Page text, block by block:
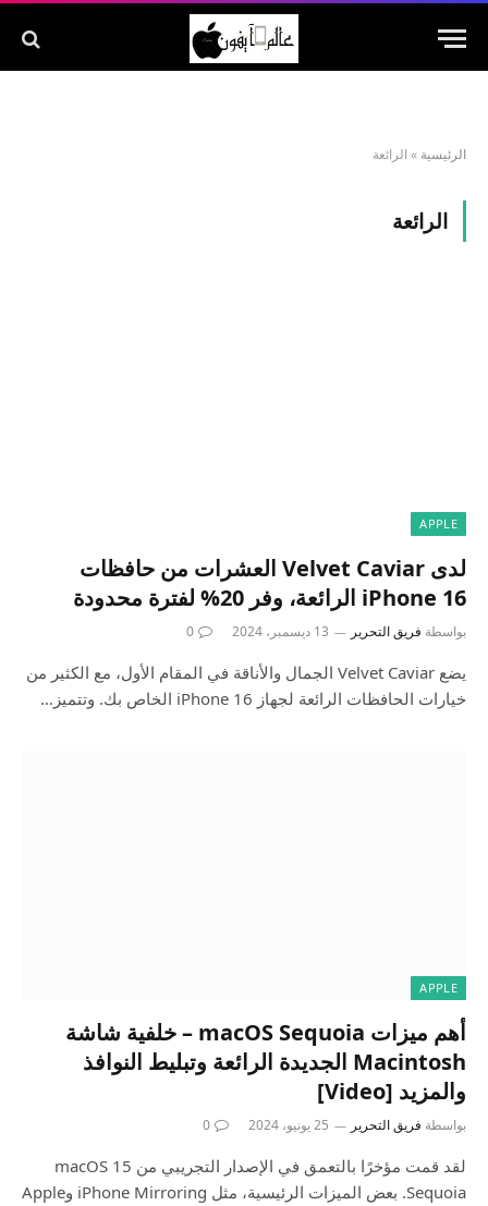
الرئيسية » الرائعة
الرائعة
APPLE
لدى Velvet Caviar العشرات من حافظات
iPhone 16 الرائعة، وفر 20% لفترة محدودة
بواسطة فريق التحرير 13 ديسمبر، 2024 0
يضع Velvet Caviar الجمال والأناقة في المقام الأول، مع الكثير من
خيارات الحافظات الرائعة لجهاز iPhone 16 الخاص بك. وتتميز…
APPLE
أهم ميزات macOS Sequoia – خلفية شاشة
Macintosh الجديدة الرائعة وتبليط النوافذ
والمزيد [Video]
بواسطة فريق التحرير 25 يونيو، 2024 0
لقد قمت مؤخرًا بالتعمق في الإصدار التجريبي من macOS 15
Sequoia. بعض الميزات الرئيسية، مثل iPhone Mirroring وApple